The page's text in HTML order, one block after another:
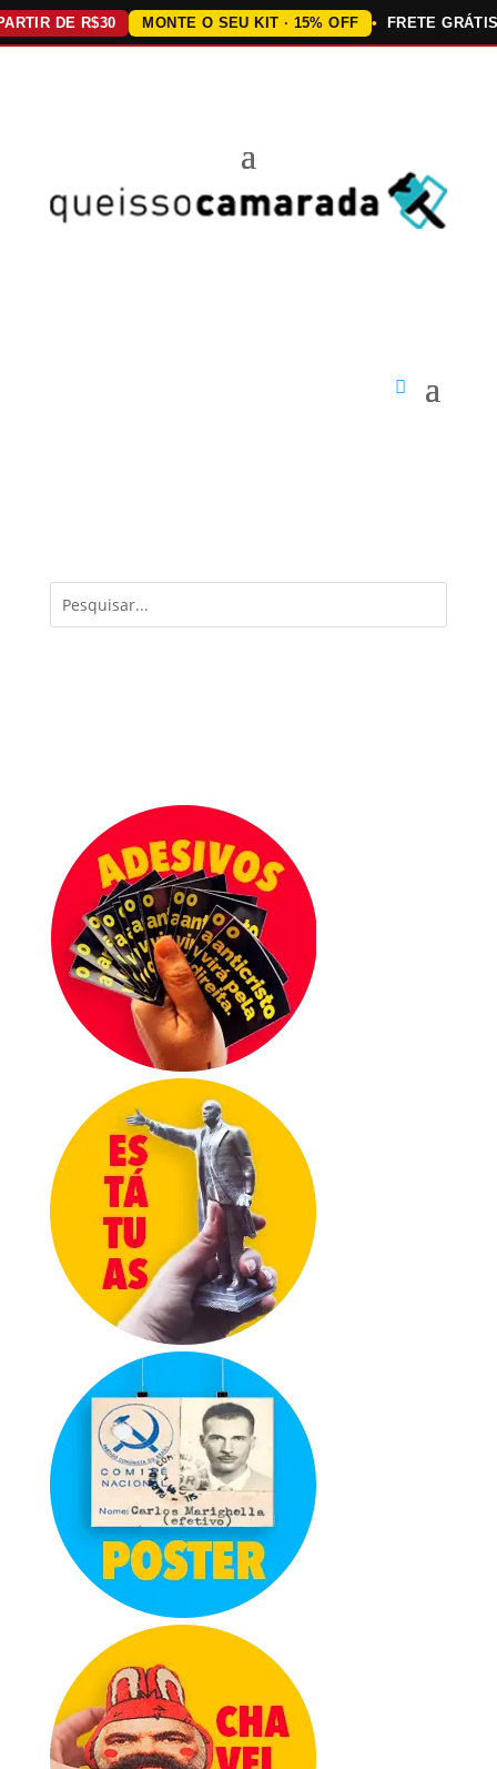
DE R$30 MONTE O SEU KIT · 15% OFF FRETE GRÁTIS